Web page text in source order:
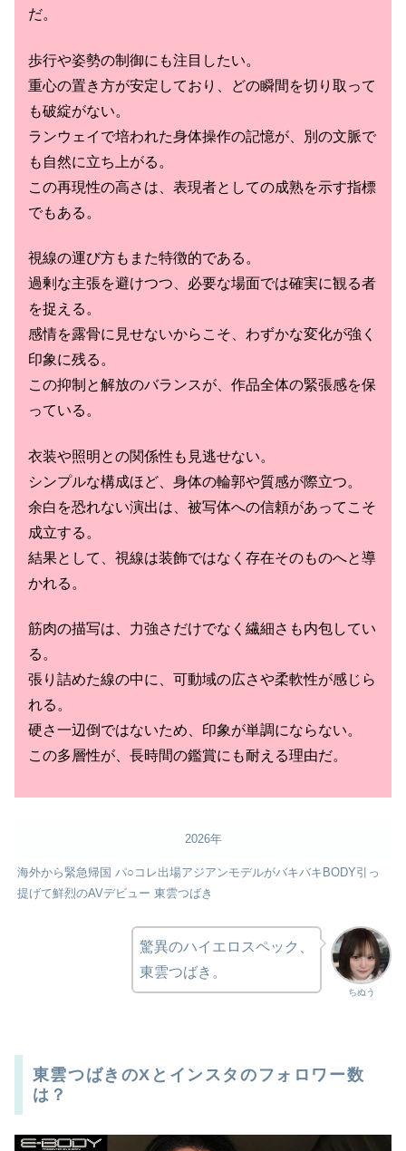
だ。
歩行や姿勢の制御にも注目したい。
重心の置き方が安定しており、どの瞬間を切り取って
も破綻がない。
ランウェイで培われた身体操作の記憶が、別の文脈で
も自然に立ち上がる。
この再現性の高さは、表現者としての成熟を示す指標
でもある。
視線の運び方もまた特徴的である。
過剰な主張を避けつつ、必要な場面では確実に観る者
を捉える。
感情を露骨に見せないからこそ、わずかな変化が強く
印象に残る。
この抑制と解放のバランスが、作品全体の緊張感を保
っている。
衣装や照明との関係性も見逃せない。
シンプルな構成ほど、身体の輪郭や質感が際立つ。
余白を恐れない演出は、被写体への信頼があってこそ
成立する。
結果として、視線は装飾ではなく存在そのものへと導
かれる。
筋肉の描写は、力強さだけでなく繊細さも内包してい
る。
張り詰めた線の中に、可動域の広さや柔軟性が感じら
れる。
硬さ一辺倒ではないため、印象が単調にならない。
この多層性が、長時間の鑑賞にも耐える理由だ。
2026年
海外から緊急帰国 パ○コレ出場アジアンモデルがバキバキBODY引っ
提げて鮮烈のAVデビュー 東雲つばき
ちぬう
驚異のハイエロスペック、
東雲つばき。
東雲つばきのXとインスタのフォロワー数
は？